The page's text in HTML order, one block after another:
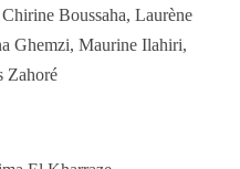
Boussaha, Laurène
Ghemzi, Maurine Ilahiri,
Zahoré